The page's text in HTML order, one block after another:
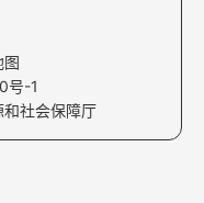
图
号-1
社会保障厅